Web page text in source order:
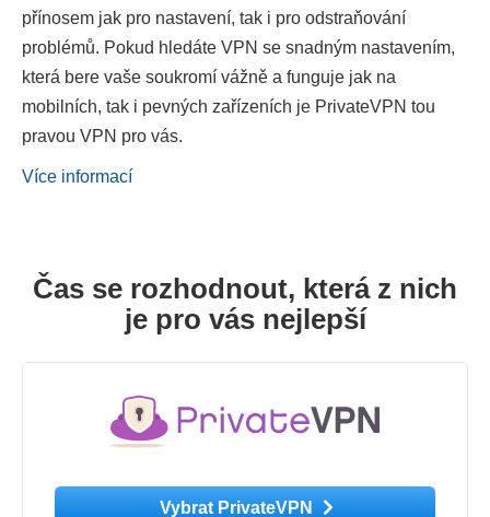
přínosem jak pro nastavení, tak i pro odstraňování
problémů. Pokud hledáte VPN se snadným nastavením,
která bere vaše soukromí vážně a funguje jak na
mobilních, tak i pevných zařízeních je PrivateVPN tou
pravou VPN pro vás.
Více informací
Čas se rozhodnout, která z nich
je pro vás nejlepší
Vybrat PrivateVPN